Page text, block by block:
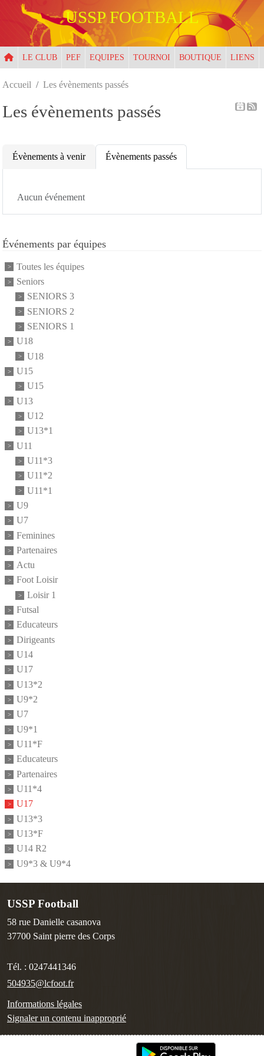
USSP FOOTBALL
LE CLUB PEF EQUIPES TOURNOI BOUTIQUE LIENS
Accueil Les évènements passés
Les évènements passés
Évènements à venir Évènements passés
Aucun événement
Événements par équipes
Toutes les équipes
Seniors
SENIORS 3
SENIORS 2
SENIORS 1
U18
U18
U15
U15
U13
U12
U13*1
U11
U11*3
U11*2
U11*1
U9
U7
Feminines
Partenaires
Actu
Foot Loisir
Loisir 1
Futsal
Educateurs
Dirigeants
U14
U17
U13*2
U9*2
U7
U9*1
U11*F
Educateurs
Partenaires
U11*4
U17
U13*3
U13*F
U14 R2
U9*3 & U9*4
USSP Football
58 rue Danielle casanova
37700 Saint pierre des Corps
Tél. : 0247441346
504935@lcfoot.fr
Informations légales
Signaler un contenu inapproprié
Panneau de gestion des cookies